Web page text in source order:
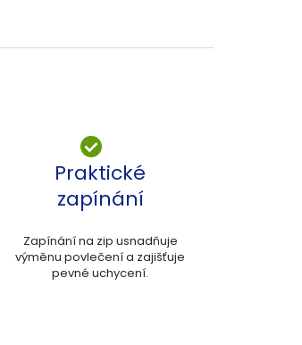
Praktické
zapínání
Zapínání na zip usnadňuje
výměnu povlečení a zajišťuje
pevné uchycení.